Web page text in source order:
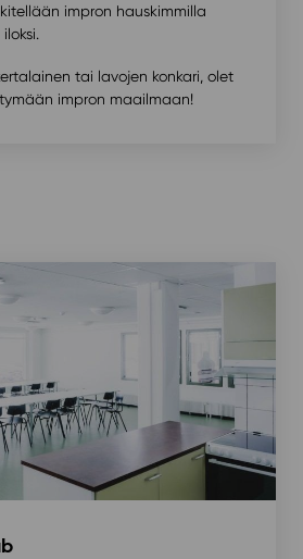
impron hauskimmilla
tai lavojen konkari, olet
impron maailmaan!